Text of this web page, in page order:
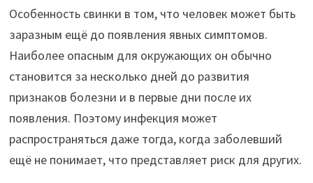
Особенность свинки в том, что человек может быть
заразным ещё до появления явных симптомов.
Наиболее опасным для окружающих он обычно
становится за несколько дней до развития
признаков болезни и в первые дни после их
появления. Поэтому инфекция может
распространяться даже тогда, когда заболевший
ещё не понимает, что представляет риск для других.